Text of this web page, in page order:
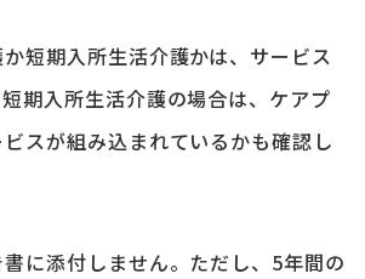
短期入所生活介護かは、サービス
期入所生活介護の場合は、ケアプ
スが組み込まれているかも確認し
に添付しません。ただし、5年間の